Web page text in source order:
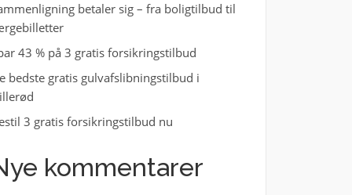
betaler sig – fra boligtilbud til
43 % på 3 gratis forsikringstilbud
bedste gratis gulvafslibningstilbud i
3 gratis forsikringstilbud nu
kommentarer